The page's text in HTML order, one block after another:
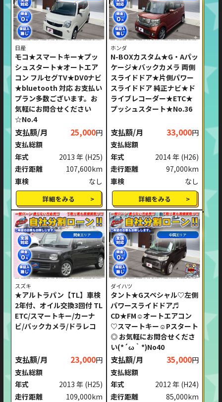
日産
モコ★スマートキー★プッ
シュスタート★オートエア
コン フルセグTV★DV0ナビ
★bluetooth 対応 お支払い
プラン多数ございます。お
気軽にお問合せください
☆No.4
支払額/月 25,000円
支払総額
年式
2013 年 (H25)
走行距離
107,600km
車検
なし
詳細をみる
ホンダ
N-BOXカスタム★G・Aパッ
ケージ★バックカメラ 両側
スライドドア★片側パワー
スライドドア 純正ナビ★ド
ライブレコーダー★ETC★
プッシュスタート★No.36
支払額/月 33,000円
支払総額
年式
2014 年 (H26)
走行距離
97,000km
車検
なし
詳細をみる
関東エリア
スズキ
★アルトラパン【TL】車検
2年付、オイル交換3回付 TL
ETC/スマートキー/カーナ
ビ/バックカメラ/ドラレコ
支払額/月 23,000円
支払総額
年式
2013 年 (H25)
走行距離
109,000km
中国エリア
ダイハツ
タント★Gスペシャル♡左側
パワースライドドア♬
CD★FM☺オートエアコン
♡スマートキー☺Pスタート
◎ お気軽にお問合せくださ
い(*´ω｀*)No40
支払額/月 35,000円
支払総額
年式
2012 年 (H24)
走行距離
85,000km